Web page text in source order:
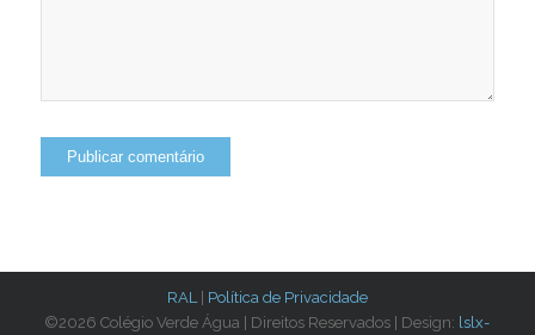
RAL| Política de Privacidade
©2026 Colégio Verde Água | Direitos Reservados | Design: lslx-